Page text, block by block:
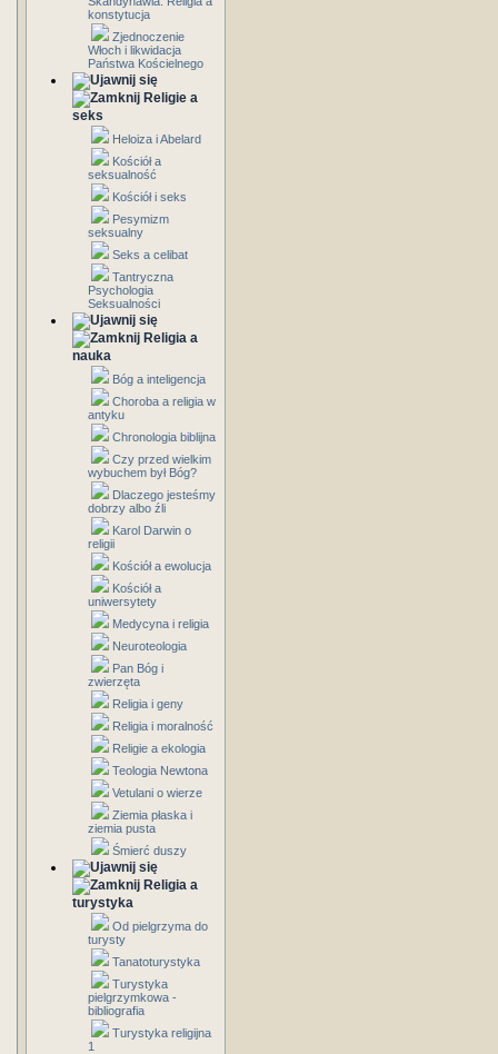
konstytucja
Zjednoczenie
Włoch i likwidacja
Państwa Kościelnego
Religie a
seks
Heloiza i Abelard
Kościół a
seksualność
Kościół i seks
Pesymizm
seksualny
Seks a celibat
Tantryczna
Psychologia
Seksualności
Religia a
nauka
Bóg a inteligencja
Choroba a religia w
antyku
Chronologia biblijna
Czy przed wielkim
wybuchem był Bóg?
Dlaczego jesteśmy
dobrzy albo źli
Karol Darwin o
religii
Kościół a ewolucja
Kościół a
uniwersytety
Medycyna i religia
Neuroteologia
Pan Bóg i
zwierzęta
Religia i geny
Religia i moralność
Religie a ekologia
Teologia Newtona
Vetulani o wierze
Ziemia płaska i
ziemia pusta
Śmierć duszy
Religia a
turystyka
Od pielgrzyma do
turysty
Tanatoturystyka
Turystyka
pielgrzymkowa -
bibliografia
Turystyka religijna
1